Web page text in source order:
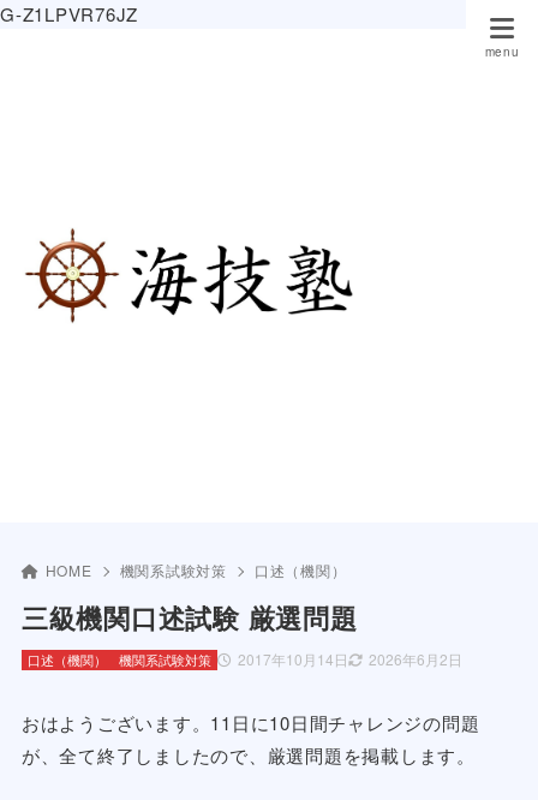
G-Z1LPVR76JZ
HOME 機関系試験対策 口述（機関）
三級機関口述試験 厳選問題
2017年10月14日 2026年6月2日
口述（機関） 機関系試験対策
おはようございます。11日に10日間チャレンジの問題
が、全て終了しましたので、厳選問題を掲載します。